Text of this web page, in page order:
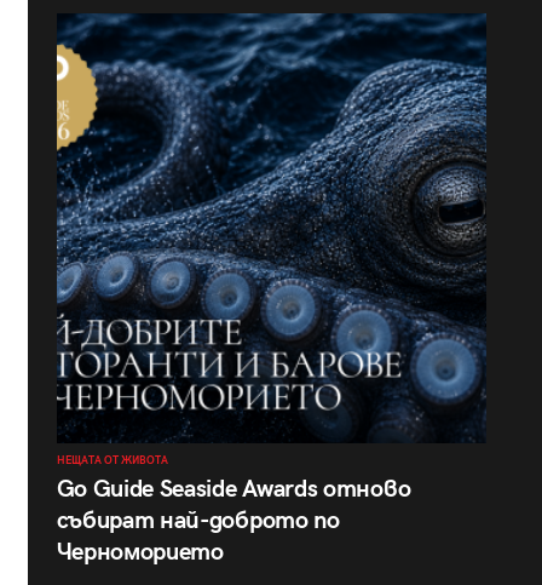
НЕЩАТА ОТ ЖИВОТА
Go Guide Seaside Awards отново
събират най-доброто по
Черноморието